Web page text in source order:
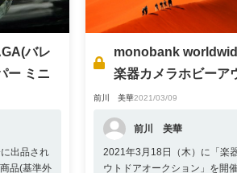
バレ
ー ミニ
出品され
品(基準外
monobank
楽器カメラホビーア
クション 相場表公開
前川 美華2021/03/09
前川 美華
2021年3月18日（木）に「楽
ウトドアオークション」を開